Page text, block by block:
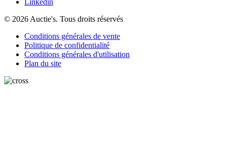
© 2026 Auctie's. Tous droits réservés
Conditions générales de vente
Politique de confidentialité
Conditions générales d'utilisation
Plan du site